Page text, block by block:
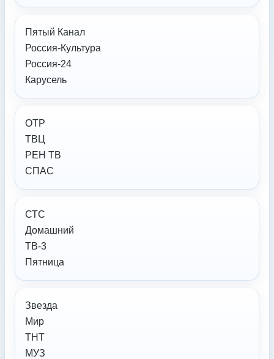
Пятый Канал
Россия-Культура
Россия-24
Карусель
ОТР
ТВЦ
РЕН ТВ
СПАС
СТС
Домашний
ТВ-3
Пятница
Звезда
Мир
ТНТ
МУЗ